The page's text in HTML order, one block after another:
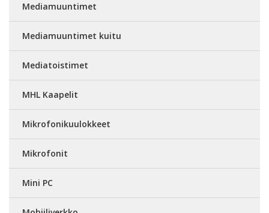
Mediamuuntimet
Mediamuuntimet kuitu
Mediatoistimet
MHL Kaapelit
Mikrofonikuulokkeet
Mikrofonit
Mini PC